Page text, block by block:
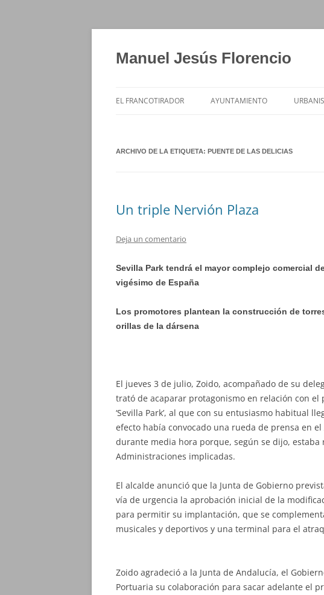
Saltar
Manuel Jesús Florencio
EL FRANCOTIRADOR AYUNTAMIENTO
ARCHIVO DE LA ETIQUETA: PUENTE DE LAS DELICIAS
Un triple Nervión Plaza
Deja un comentario
Sevilla Park tendrá el mayor complejo comercial
vigésimo de España
Los promotores plantean la construcción de
orillas de la dársena
El jueves 3 de julio, Zoido, acompañado de su
trató de acaparar protagonismo en relación con el
‘Sevilla Park’, al que con su entusiasmo habitual
efecto había convocado una rueda de prensa en
durante media hora porque, según se dijo,
Administraciones implicadas.
El alcalde anunció que la Junta de Gobierno
vía de urgencia la aprobación inicial de la
para permitir su implantación, que se
musicales y deportivos y una terminal para el
Zoido agradeció a la Junta de Andalucía, el
Portuaria su colaboración para sacar adelante el